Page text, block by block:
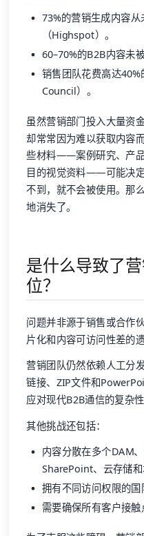
73%的营销生成内容
（Highspot）。
60–70%的B2B内容未
销售团队花费高达
Council）。
虽然营销部门投入大量资
却常常因为难以获取内容
些材料——案例研究、产
目的视觉资料——可能决
不到，就不会被使用。那
地消失了。
是什么导致了
位？
问题并非源于销售或合作
片化和内容可访问性差的遗
营销团队仍然依赖人工
链接、ZIP文件和
应对现代B2B通信的复杂性
其他挑战还包括：
内容分散在多个DAM、
SharePoint、云存储和
拥有不同访问权限的国
需要确保所有客户接触